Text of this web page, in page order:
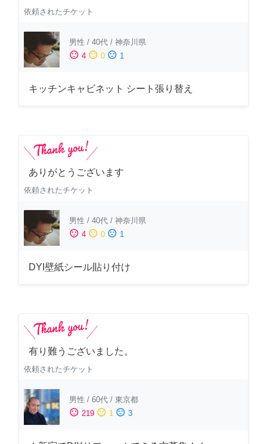
依頼されたチケット
男性 / 40代 / 神奈川県
sentiment_satisfied 4 sentiment_neutral 0 sentiment_dissatisfied 1
キッチンキャビネット シート張り替え
ありがとうございます
依頼されたチケット
男性 / 40代 / 神奈川県
sentiment_satisfied 4 sentiment_neutral 0 sentiment_dissatisfied 1
DYI壁紙シール貼り付け
有り難うございました。
依頼されたチケット
男性 / 60代 / 東京都
sentiment_satisfied 219 sentiment_neutral 1 sentiment_dissatisfied 3